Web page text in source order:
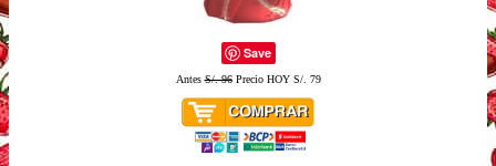
Save
AntesS/. 96Precio HOY S/. 79